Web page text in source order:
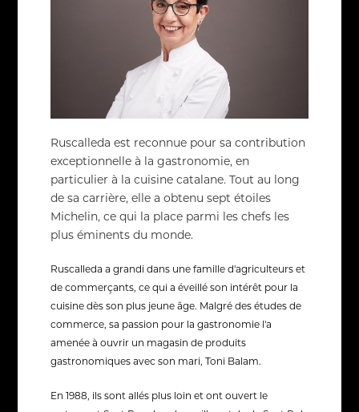
Ruscalleda est reconnue pour sa contribution
exceptionnelle à la gastronomie, en
particulier à la cuisine catalane. Tout au long
de sa carrière, elle a obtenu sept étoiles
Michelin, ce qui la place parmi les chefs les
plus éminents du monde.
Ruscalleda a grandi dans une famille d'agriculteurs et
de commerçants, ce qui a éveillé son intérêt pour la
cuisine dès son plus jeune âge. Malgré des études de
commerce, sa passion pour la gastronomie l'a
amenée à ouvrir un magasin de produits
gastronomiques avec son mari, Toni Balam.
En 1988, ils sont allés plus loin et ont ouvert le